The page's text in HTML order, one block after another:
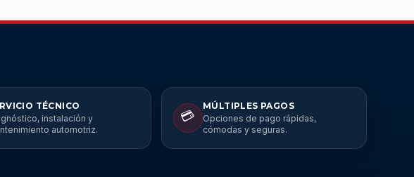
TÉCNICO
instalación y
automotriz.
💳
MÚLTIPLES PAGOS
Opciones de pago rápidas,
cómodas y seguras.